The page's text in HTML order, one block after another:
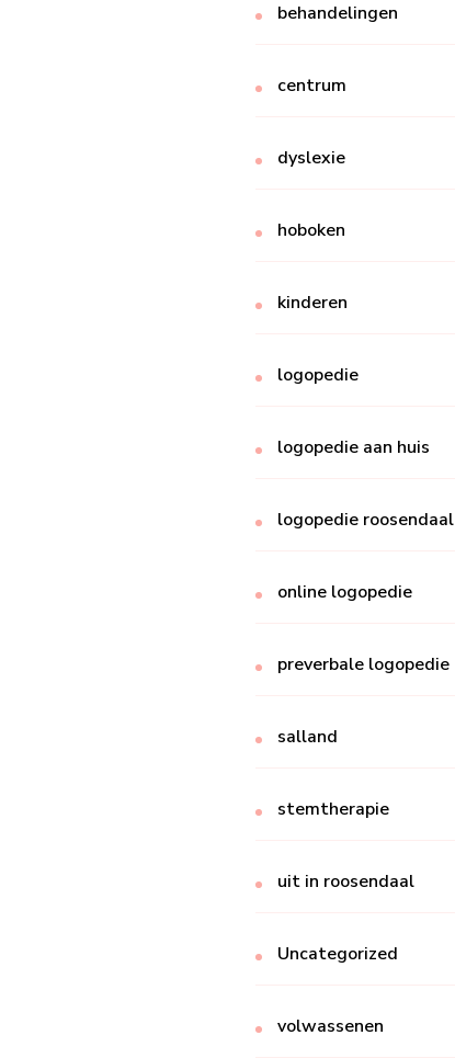
behandelingen
centrum
dyslexie
hoboken
kinderen
logopedie
logopedie aan huis
logopedie roosendaal
online logopedie
preverbale logopedie
salland
stemtherapie
uit in roosendaal
Uncategorized
volwassenen